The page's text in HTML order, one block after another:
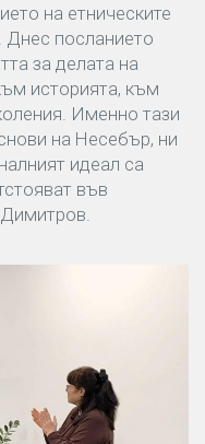
на етническите
посланието
за делата на
историята, към
Именно тази
на Несебър, ни
идеал са
във